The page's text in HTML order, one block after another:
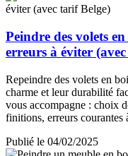
Peindre des volets
erreurs à éviter
Repeindre des volets en
charme et leur durabilité
vous accompagne : choix
finitions, erreurs courantes
Publié le 04/02/2025